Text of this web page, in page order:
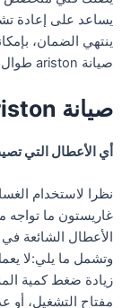
يساعد على إعادة
ينتهي الضمان،
صيانة ariston طوال أيام الأسبوع.
صيانة ariston في كفر الدوار
أي الأعطال التي
نظرا لاستخدام
غاريستون ما
الأعطال الشائعة
وتشمل ما يلي:لا
زيادة ضغط كمية
مفتاح التشغيل، أو